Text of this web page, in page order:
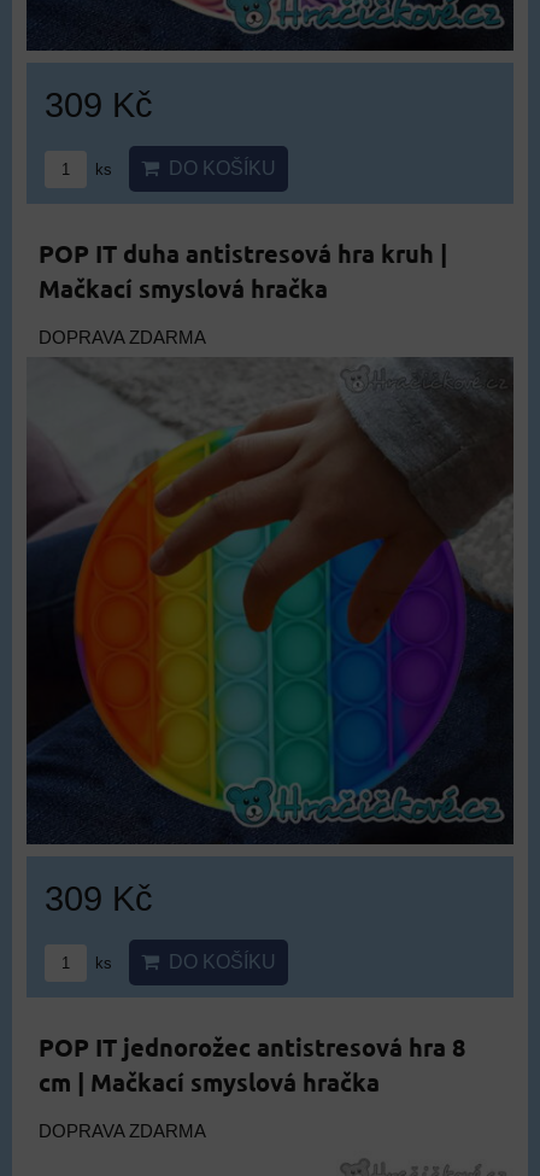
309 Kč
ks DO KOŠÍKU
POP IT duha antistresová hra kruh |
Mačkací smyslová hračka
DOPRAVA ZDARMA
309 Kč
ks DO KOŠÍKU
POP IT jednorožec antistresová hra 8
cm | Mačkací smyslová hračka
DOPRAVA ZDARMA